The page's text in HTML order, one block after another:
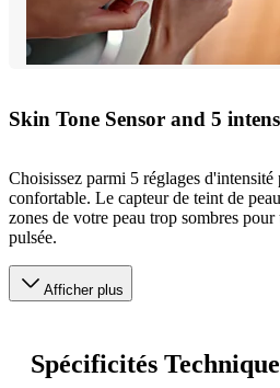
Skin Tone Sensor and 5
Choisissez parmi 5 réglages
confortable. Le capteur de teint de
zones de votre peau trop sombres
pulsée.
Afficher plus
Spécificités